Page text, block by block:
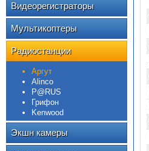
Видеорегистраторы
Мультикоптеры
Радиостанции
Аргут
Alinco
P@RUS
Грифон
Kenwood
Экшн камеры